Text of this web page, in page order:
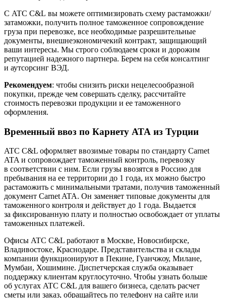
С ATC C&L вы можете оптимизировать схему растаможки/
затаможки, получить полное таможенное сопровождение
груза при перевозке, все необходимые разрешительные
документы, внешнеэкономичекий контракт, защищающий
ваши интересы. Мы строго соблюдаем сроки и дорожим
репутацией надежного партнера. Берем на себя консалтинг
и аутсорсинг ВЭД.
Рекомендуем: чтобы снизить риски нецелесообразной
покупки, прежде чем совершать сделку, рассчитайте
стоимость перевозки продукции и ее таможенного
оформления.
Временный ввоз по Карнету АТА из Турции
ATC C&L оформляет ввозимые товары по стандарту Carnet
ATA и сопровождает таможенный контроль, перевозку
в соответствии с ним. Если грузы ввозятся в Россию для
пребывания на ее территории до 1 года, их можно быстро
растаможить с минимальными тратами, получив таможенный
документ Carnet ATA. Он заменяет типовые документы для
таможенного контроля и действует до 1 года. Выдается
за фиксированную плату и полностью освобождает от уплаты
таможенных платежей.
Офисы ATC C&L работают в Москве, Новосибирске,
Владивостоке, Краснодаре. Представительства и склады
компании функционируют в Пекине, Гуанчжоу, Милане,
Мумбаи, Хошимине. Диспетчерская служба оказывает
поддержку клиентам круглосуточно. Чтобы узнать больше
об услугах ATC C&L для вашего бизнеса, сделать расчет
сметы или заказ, обращайтесь по телефону на сайте или